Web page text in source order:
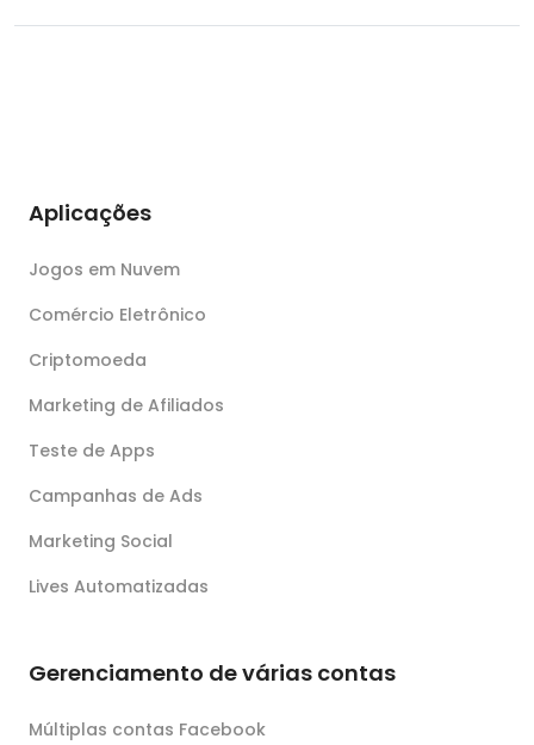
Aplicações
Jogos em Nuvem
Comércio Eletrônico
Criptomoeda
Marketing de Afiliados
Teste de Apps
Campanhas de Ads
Marketing Social
Lives Automatizadas
Gerenciamento de várias contas
Múltiplas contas Facebook